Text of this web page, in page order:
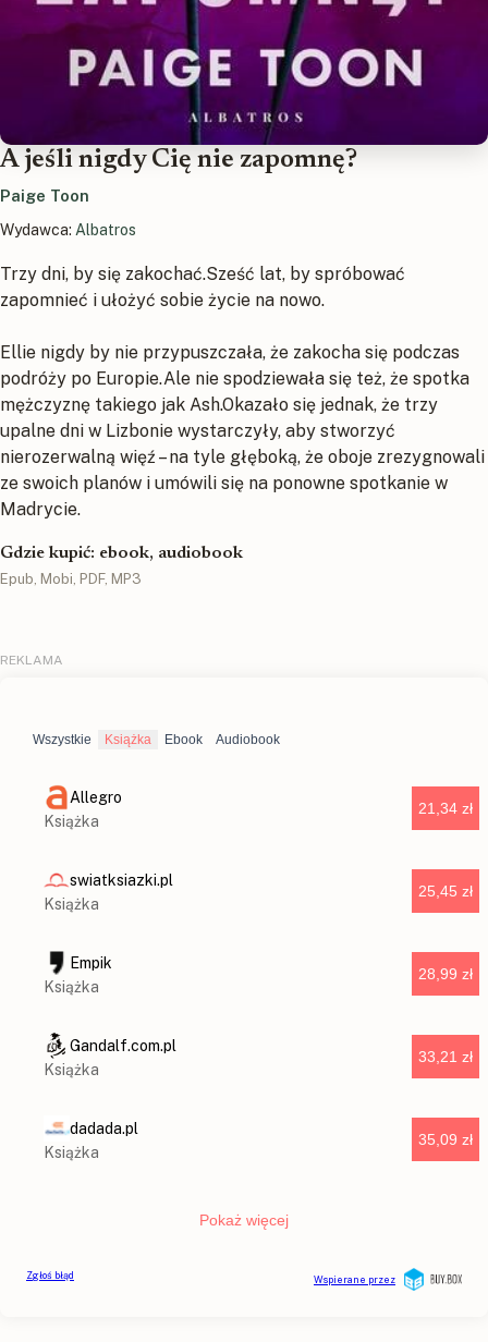
A jeśli nigdy Cię nie zapomnę?
Paige Toon
Wydawca: Albatros
Trzy dni, by się zakochać.Sześć lat, by spróbować
zapomnieć i ułożyć sobie życie na nowo.
Ellie nigdy by nie przypuszczała, że zakocha się podczas
podróży po Europie.Ale nie spodziewała się też, że spotka
mężczyznę takiego jak Ash.Okazało się jednak, że trzy
upalne dni w Lizbonie wystarczyły, aby stworzyć
nierozerwalną więź – na tyle głęboką, że oboje zrezygnowali
ze swoich planów i umówili się na ponowne spotkanie w
Madrycie.
Gdzie kupić: ebook, audiobook
Epub, Mobi, PDF, MP3